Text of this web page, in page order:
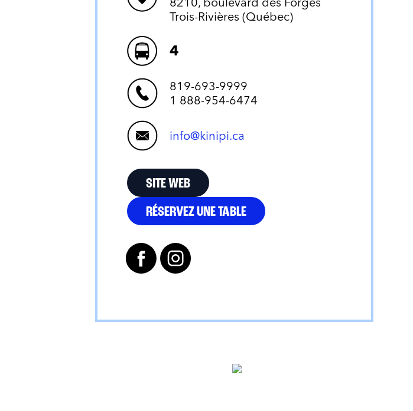
Trois-Rivières (Québec)
4
819-693-9999
1 888-954-6474
info@kinipi.ca
SITE WEB
RÉSERVEZ UNE TABLE